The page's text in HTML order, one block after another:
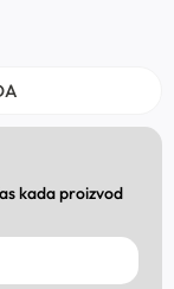
kada proizvod